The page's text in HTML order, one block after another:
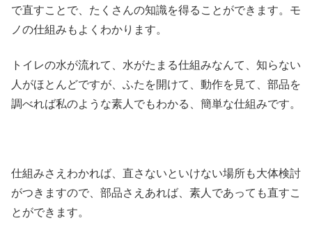
で直すことで、たくさんの知識を得ることができます。モ
ノの仕組みもよくわかります。
トイレの水が流れて、水がたまる仕組みなんて、知らない
人がほとんどですが、ふたを開けて、動作を見て、部品を
調べれば私のような素人でもわかる、簡単な仕組みです。
仕組みさえわかれば、直さないといけない場所も大体検討
がつきますので、部品さえあれば、素人であっても直すこ
とができます。